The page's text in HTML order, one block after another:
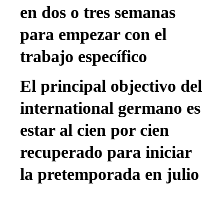
en dos o tres semanas
para empezar con el
trabajo específico
El principal objectivo del
international germano es
estar al cien por cien
recuperado para iniciar
la pretemporada en julio